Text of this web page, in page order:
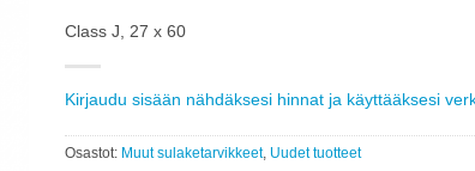
Class J, 27 x 60
Kirjaudu sisään nähdäksesi hinnat ja käyttääksesi
Osastot: Muut sulaketarvikkeet, Uudet tuotteet